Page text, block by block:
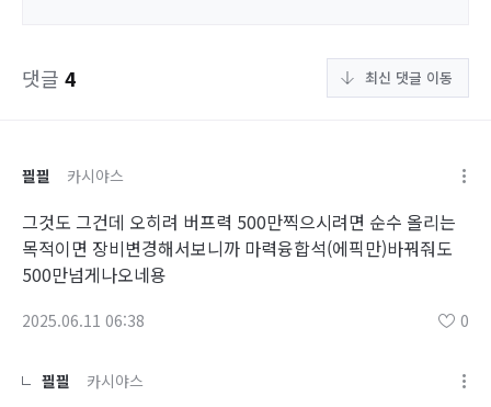
댓글 4 최신 댓글 이동
끨끨 카시야스
그것도 그건데 오히려 버프력 500만찍으시려면 순수 올리는
목적이면 장비변경해서보니까 마력융합석(에픽만)바꿔줘도
500만넘게나오네용
2025.06.11 06:38 0
끨끨 카시야스